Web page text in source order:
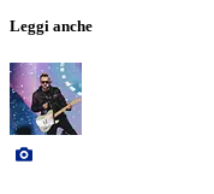
Leggi anche